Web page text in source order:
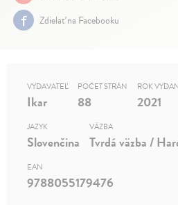
Zdielať na Facebooku
VYDAVATEĽ
Ikar
POČET STRÁN
88
ROK
2021
JAZYK
Slovenčina
VÄZBA
Tvrdá väzba /
EAN
9788055179476